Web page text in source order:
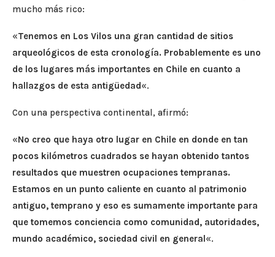
mucho más rico:
«Tenemos en Los Vilos una gran cantidad de sitios
arqueológicos de esta cronología. Probablemente es uno
de los lugares más importantes en Chile en cuanto a
hallazgos de esta antigüedad«.
Con una perspectiva continental, afirmó:
«No creo que haya otro lugar en Chile en donde en tan
pocos kilómetros cuadrados se hayan obtenido tantos
resultados que muestren ocupaciones tempranas.
Estamos en un punto caliente en cuanto al patrimonio
antiguo, temprano y eso es sumamente importante para
que tomemos conciencia como comunidad, autoridades,
mundo académico, sociedad civil en general«.